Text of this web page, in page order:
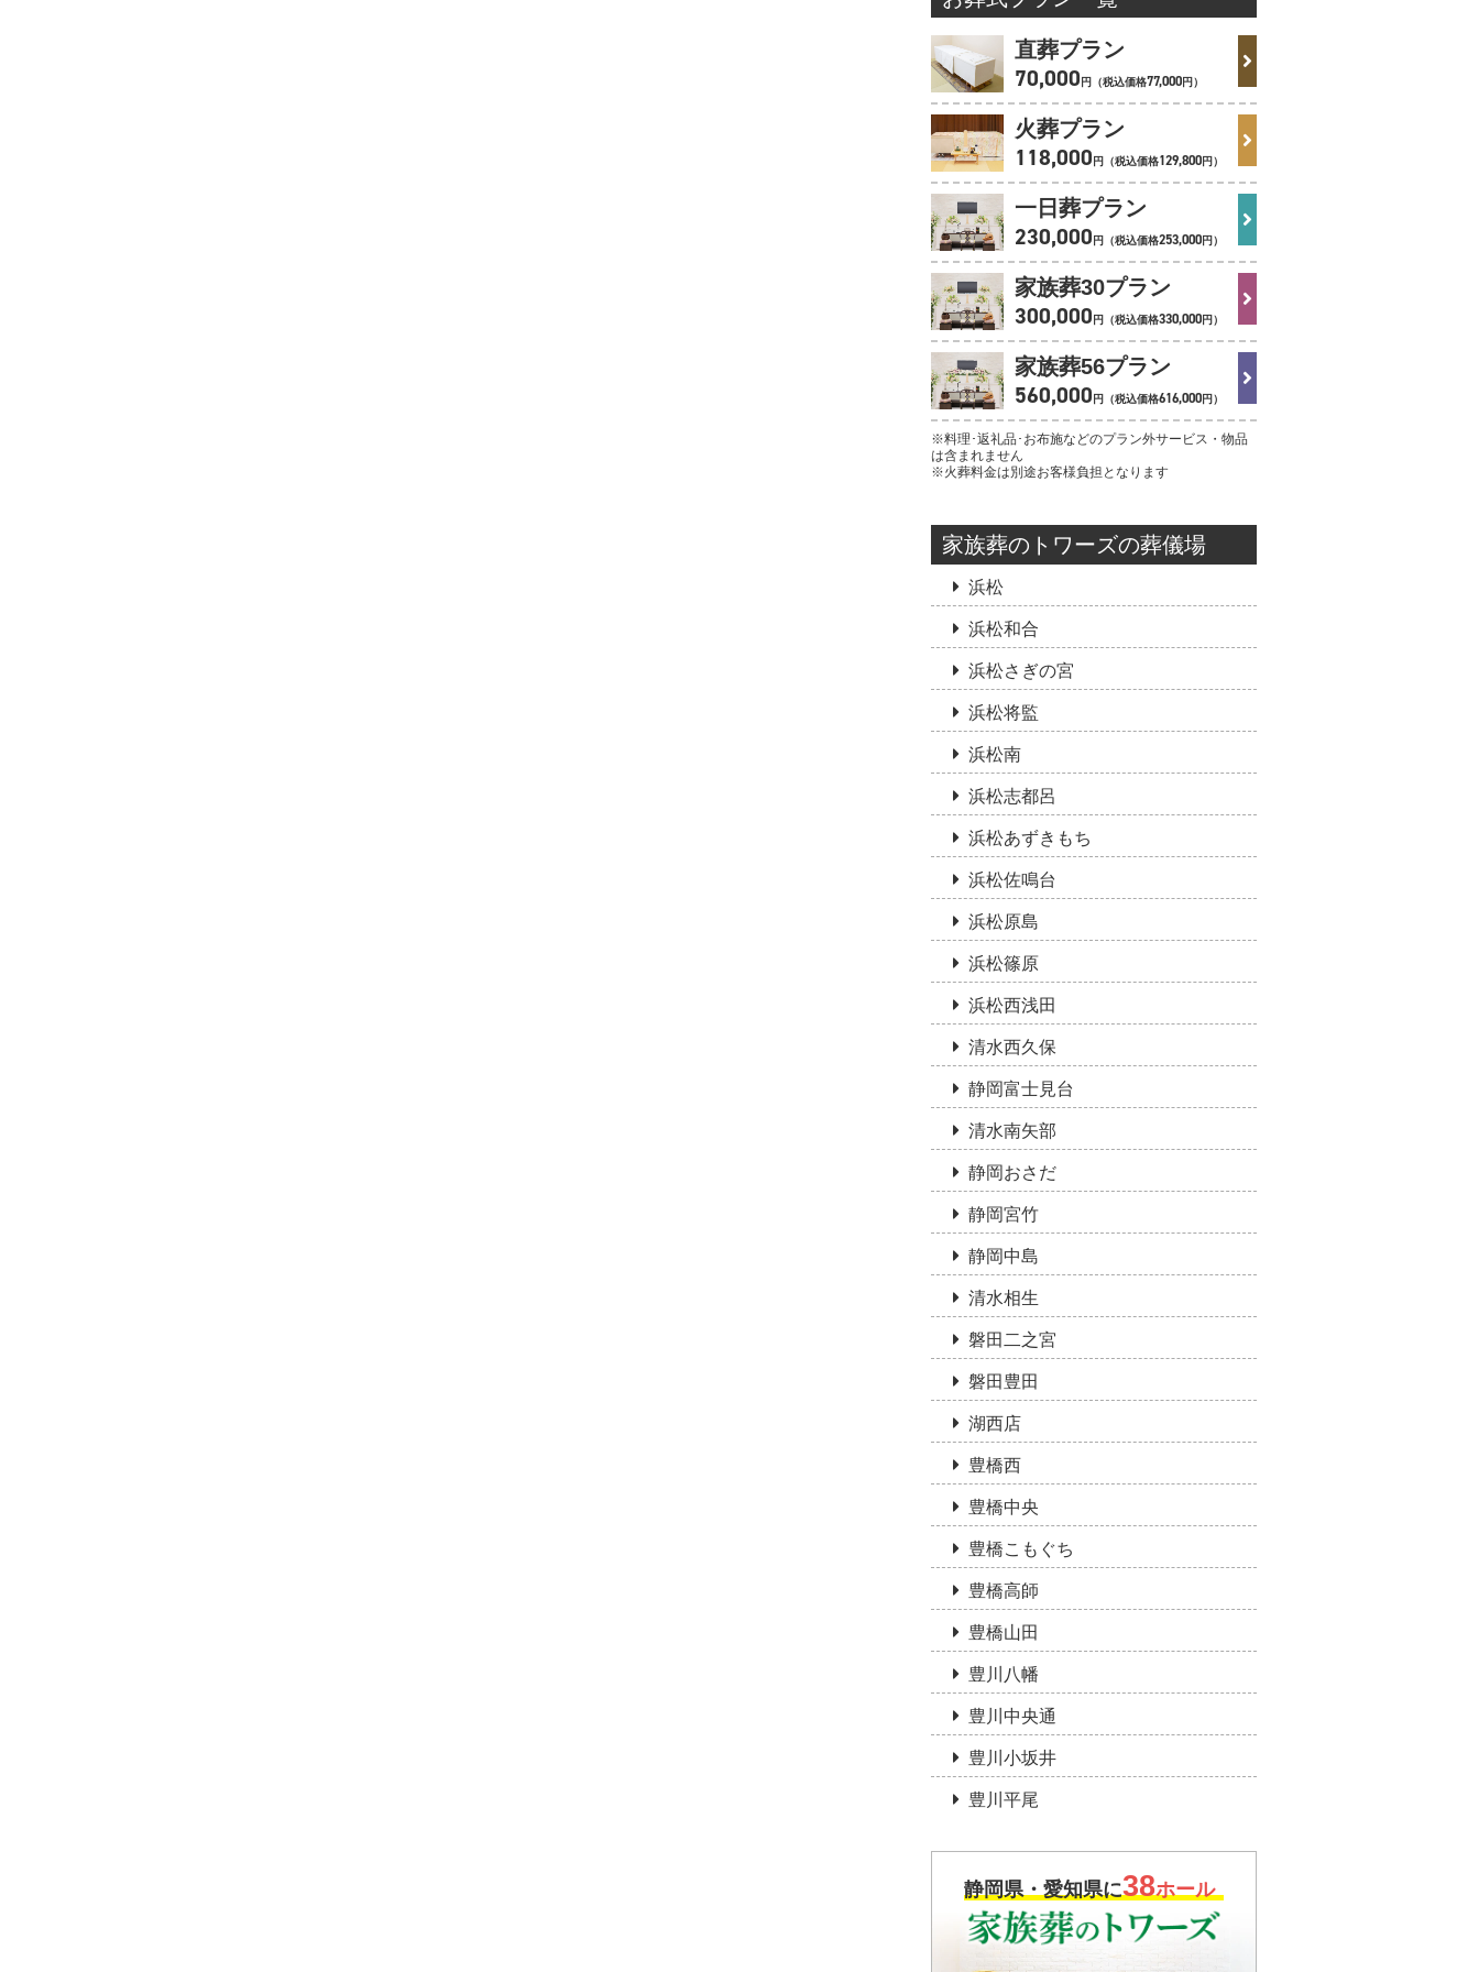
直葬プラン
70,000 円（税込価格77,000円）
火葬プラン
118,000 円（税込価格129,800円）
一日葬プラン
230,000 円（税込価格253,000円）
家族葬30プラン
300,000 円（税込価格330,000円）
家族葬56プラン
560,000 円（税込価格616,000円）
※料理･返礼品･お布施などのプラン外サービス・物品
は含まれません
※火葬料金は別途お客様負担となります
家族葬のトワーズの葬儀場
浜松
浜松和合
浜松さぎの宮
浜松将監
浜松南
浜松志都呂
浜松あずきもち
浜松佐鳴台
浜松原島
浜松篠原
浜松西浅田
清水西久保
静岡富士見台
清水南矢部
静岡おさだ
静岡宮竹
静岡中島
清水相生
磐田二之宮
磐田豊田
湖西店
豊橋西
豊橋中央
豊橋こもぐち
豊橋高師
豊橋山田
豊川八幡
豊川中央通
豊川小坂井
豊川平尾
静岡県・愛知県に38ホール